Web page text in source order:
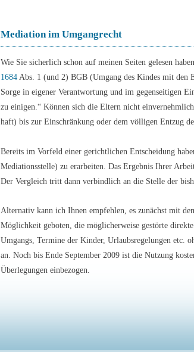
Mediation im Umgangrecht
Wie Sie sicherlich schon auf meinen Seiten gelesen
1684 Abs. 1 (und 2) BGB (Umgang des Kindes mit den
Sorge in eigener Verantwortung und im gegenseitigen
zu einigen.“ Können sich die Eltern nicht
haft) bis zur Einschränkung oder dem völligen Entzug
Bereits im Vorfeld einer gerichtlichen Entscheidung
Mediationsstelle) zu erarbeiten. Das Ergebnis Ihrer
Der Vergleich tritt dann verbindlich an die Stelle der
Alternativ kann ich Ihnen empfehlen, es zunächst mit
Möglichkeit geboten, die möglicherweise gestörte
Umgangs, Termine der Kinder, Urlaubsregelungen etc.
an. Noch bis Ende September 2009 ist die Nutzung
Überlegungen einbezogen.